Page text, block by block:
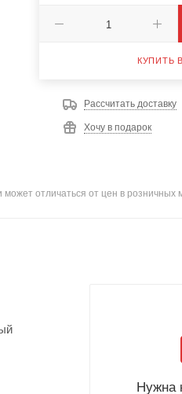
КУПИТЬ
Рассчитать доставку
Хочу в подарок
отличаться от цен в розничных
Нужна